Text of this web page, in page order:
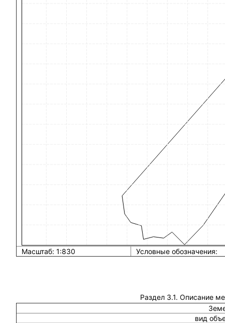
Масштаб: 1:830 Условные обозначения:
Раздел 3.1. Описание
вид